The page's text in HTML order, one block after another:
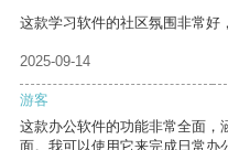
这款学习软件的社区氛围非常好
2025-09-14
游客
这款办公软件的功能非常全面，
面。我可以使用它来完成日常办